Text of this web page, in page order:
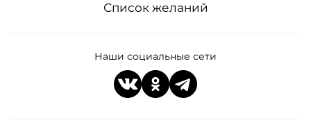
Список желаний
Наши социальные сети